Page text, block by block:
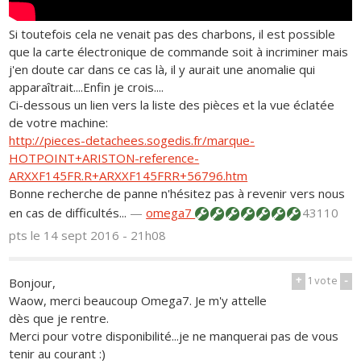
Si toutefois cela ne venait pas des charbons, il est possible
que la carte électronique de commande soit à incriminer mais
j'en doute car dans ce cas là, il y aurait une anomalie qui
apparaîtrait....Enfin je crois....
Ci-dessous un lien vers la liste des pièces et la vue éclatée
de votre machine:
http://pieces-detachees.sogedis.fr/marque-
HOTPOINT+ARISTON-reference-
ARXXF145FR.R+ARXXF145FRR+56796.htm
Bonne recherche de panne n'hésitez pas à revenir vers nous
en cas de difficultés... —omega7
43110
ptsle 14 sept 2016 - 21h08
+ 1vote -
Bonjour,
Waow, merci beaucoup Omega7. Je m'y attelle
dès que je rentre.
Merci pour votre disponibilité...je ne manquerai pas de vous
tenir au courant :)